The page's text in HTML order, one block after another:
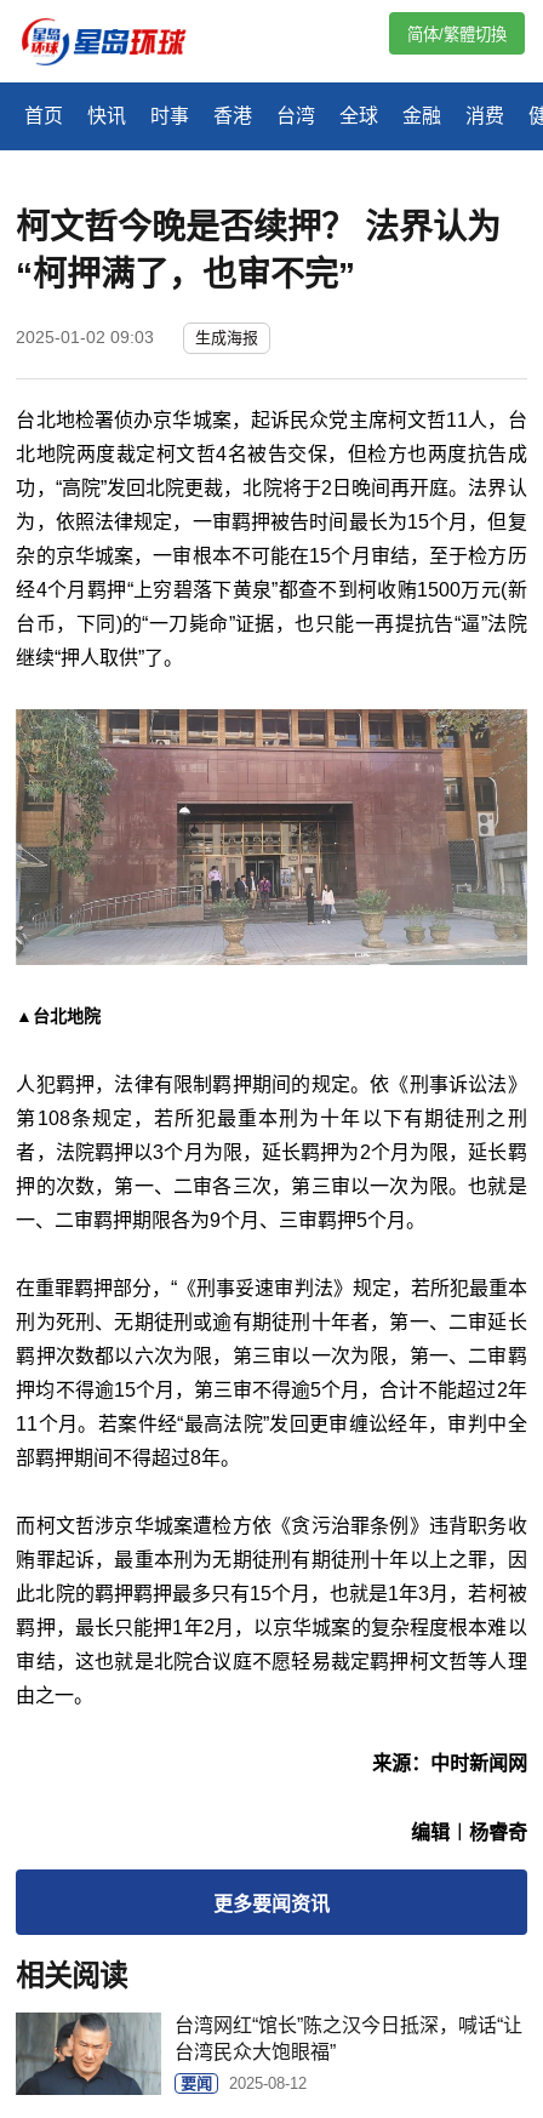
首页 快讯 时事 香港 台湾 全球 金融 消费
简体/繁體切換
柯文哲今晚是否续押？ 法界认为
“柯押满了，也审不完”
2025-01-02 09:03 生成海报
台北地检署侦办京华城案，起诉民众党主席柯文哲11人，台
北地院两度裁定柯文哲4名被告交保，但检方也两度抗告成
功，“高院”发回北院更裁，北院将于2日晚间再开庭。法界认
为，依照法律规定，一审羁押被告时间最长为15个月，但复
杂的京华城案，一审根本不可能在15个月审结，至于检方历
经4个月羁押“上穷碧落下黄泉”都查不到柯收贿1500万元(新
台币，下同)的“一刀毙命”证据，也只能一再提抗告“逼”法院
继续“押人取供”了。
▲台北地院
人犯羁押，法律有限制羁押期间的规定。依《刑事诉讼法》
第108条规定，若所犯最重本刑为十年以下有期徒刑之刑
者，法院羁押以3个月为限，延长羁押为2个月为限，延长羁
押的次数，第一、二审各三次，第三审以一次为限。也就是
一、二审羁押期限各为9个月、三审羁押5个月。
在重罪羁押部分，“《刑事妥速审判法》规定，若所犯最重本
刑为死刑、无期徒刑或逾有期徒刑十年者，第一、二审延长
羁押次数都以六次为限，第三审以一次为限，第一、二审羁
押均不得逾15个月，第三审不得逾5个月，合计不能超过2年
11个月。若案件经“最高法院”发回更审缠讼经年，审判中全
部羁押期间不得超过8年。
而柯文哲涉京华城案遭检方依《贪污治罪条例》违背职务收
贿罪起诉，最重本刑为无期徒刑有期徒刑十年以上之罪，因
此北院的羁押羁押最多只有15个月，也就是1年3月，若柯被
羁押，最长只能押1年2月，以京华城案的复杂程度根本难以
审结，这也就是北院合议庭不愿轻易裁定羁押柯文哲等人理
由之一。
来源：中时新闻网
编辑︱杨睿奇
更多要闻资讯
相关阅读
台湾网红“馆长”陈之汉今日抵深，喊话“让
台湾民众大饱眼福”
要闻 2025-08-12